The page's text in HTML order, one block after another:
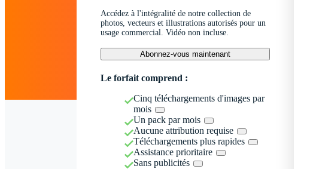
Accédez à l'intégralité de notre collection de
photos, vecteurs et illustrations autorisés pour un
usage commercial. Vidéo non incluse.
Abonnez-vous maintenant
Le forfait comprend :
Cinq téléchargements d'images par
mois
Un pack par mois
Aucune attribution requise
Téléchargements plus rapides
Assistance prioritaire
Sans publicités